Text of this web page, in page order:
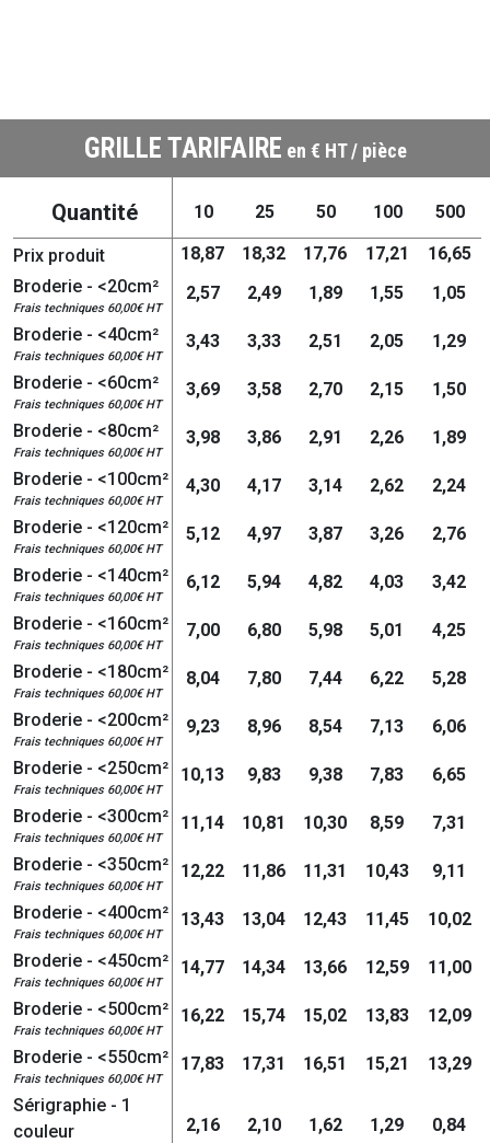
GRILLE TARIFAIRE en € HT / pièce
Quantité 10 25 50 100 500
Prix produit 18,87 18,32 17,76 17,21
16,65
Broderie - <20cm²
Frais techniques 60,00€ HT
2,57 2,49 1,89 1,55
1,05
Broderie - <40cm²
Frais techniques 60,00€ HT
3,43 3,33 2,51 2,05
1,29
Broderie - <60cm²
Frais techniques 60,00€ HT
3,69 3,58 2,70 2,15
1,50
Broderie - <80cm²
Frais techniques 60,00€ HT
3,98 3,86 2,91 2,26
1,89
Broderie - <100cm²
Frais techniques 60,00€ HT
4,30 4,17 3,14 2,62
2,24
Broderie - <120cm²
Frais techniques 60,00€ HT
5,12 4,97 3,87 3,26
2,76
Broderie - <140cm²
Frais techniques 60,00€ HT
6,12 5,94 4,82 4,03
3,42
Broderie - <160cm²
Frais techniques 60,00€ HT
7,00 6,80 5,98 5,01
4,25
Broderie - <180cm²
Frais techniques 60,00€ HT
8,04 7,80 7,44 6,22
5,28
Broderie - <200cm²
Frais techniques 60,00€ HT
9,23 8,96 8,54 7,13
6,06
Broderie - <250cm²
Frais techniques 60,00€ HT
10,13 9,83 9,38 7,83
6,65
Broderie - <300cm²
Frais techniques 60,00€ HT
11,14 10,81 10,30 8,59
7,31
Broderie - <350cm²
Frais techniques 60,00€ HT
12,22 11,86 11,31 10,43
9,11
Broderie - <400cm²
Frais techniques 60,00€ HT
13,43 13,04 12,43 11,45
10,02
Broderie - <450cm²
Frais techniques 60,00€ HT
14,77 14,34 13,66 12,59
11,00
Broderie - <500cm²
Frais techniques 60,00€ HT
16,22 15,74 15,02 13,83
12,09
Broderie - <550cm²
Frais techniques 60,00€ HT
17,83 17,31 16,51 15,21
13,29
Sérigraphie - 1
couleur
2,16 2,10 1,62 1,29 0,84